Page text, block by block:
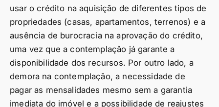
usar o crédito na aquisição de diferentes tipos de
propriedades (casas, apartamentos, terrenos) e a
ausência de burocracia na aprovação do crédito,
uma vez que a contemplação já garante a
disponibilidade dos recursos. Por outro lado, a
demora na contemplação, a necessidade de
pagar as mensalidades mesmo sem a garantia
imediata do imóvel e a possibilidade de reajustes